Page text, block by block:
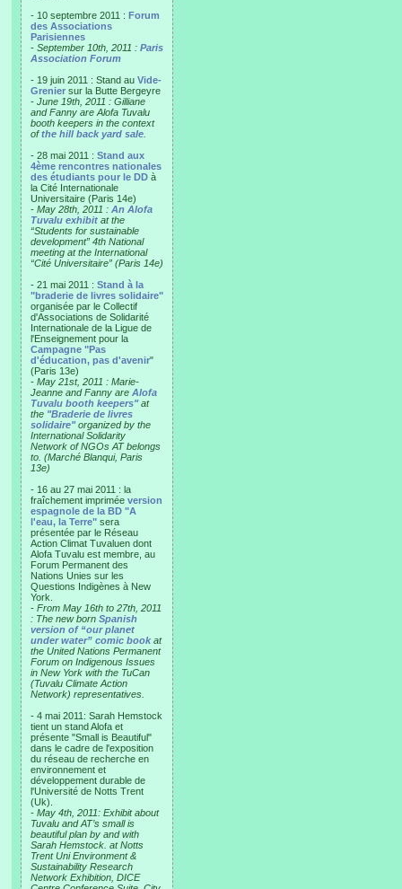
- 10 septembre 2011 : Forum
des Associations
Parisiennes
- September 10th, 2011 : Paris
Association Forum
- 19 juin 2011 : Stand au Vide-
Grenier sur la Butte Bergeyre
- June 19th, 2011 : Gilliane
and Fanny are Alofa Tuvalu
booth keepers in the context
ofthe hill back yard sale
- 28 mai 2011 : Stand aux
4ème rencontres nationales
des étudiants pour le DD à
la Cité Internationale
Universitaire (Paris 14e)
- May 28th, 2011 : An Alofa
Tuvalu exhibit at the
“Students for sustainable
development” 4th National
meeting at the International
“Cité Universitaire” (Paris 14e)
- 21 mai 2011 : Stand à la
"braderie de livres solidaire"
organisée par le Collectif
d'Associations de Solidarité
Internationale de la Ligue de
l'Enseignement pour la
Campagne "Pas
d'éducation, pas d'avenir"
(Paris 13e)
- May 21st, 2011 : Marie-
Jeanne and Fanny are Alofa
Tuvalu booth keepers"at
the "Braderie de livres
solidaire"organized by the
International Solidarity
Network of NGOs AT belongs
to. (Marché Blanqui, Paris
13e)
- 16 au 27 mai 2011 : la
fraîchement imprimée version
espagnole de la BD "A
l'eau, la Terre" sera
présentée par le Réseau
Action Climat Tuvaluen dont
Alofa Tuvalu est membre, au
Forum Permanent des
Nations Unies sur les
Questions Indigènes à New
York.
- From May 16th to 27th, 2011
: The new born Spanish
version of “our planet
under water” comic book at
the United Nations Permanent
Forum on Indigenous Issues
in New York with the TuCan
(Tuvalu Climate Action
Network) representatives.
- 4 mai 2011: Sarah Hemstock
tient un stand Alofa et
présente "Small is Beautiful"
dans le cadre de l'exposition
du réseau de recherche en
environnement et
développement durable de
l'Université de Notts Trent
(Uk).
- May 4th, 2011: Exhibit about
Tuvalu and AT’s small is
beautiful plan by and with
Sarah Hemstock. at Notts
Trent Uni Environment &
Sustainability Research
Network Exhibition, DICE